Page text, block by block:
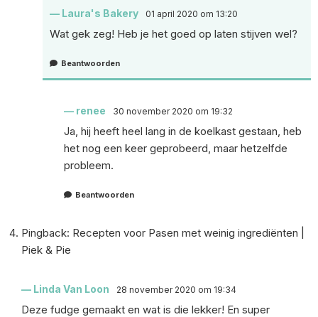
Laura's Bakery 01 april 2020 om 13:20
Wat gek zeg! Heb je het goed op laten stijven wel?
Beantwoorden
renee 30 november 2020 om 19:32
Ja, hij heeft heel lang in de koelkast gestaan, heb
het nog een keer geprobeerd, maar hetzelfde
probleem.
Beantwoorden
Pingback: Recepten voor Pasen met weinig ingrediënten |
Piek & Pie
Linda Van Loon 28 november 2020 om 19:34
Deze fudge gemaakt en wat is die lekker! En super